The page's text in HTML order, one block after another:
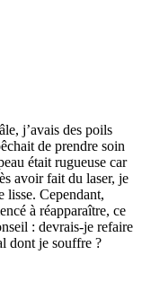
j’avais des poils
de prendre soin
était rugueuse car
avoir fait du laser, je
lisse. Cependant,
à réapparaître, ce
: devrais-je refaire
dont je souffre ?